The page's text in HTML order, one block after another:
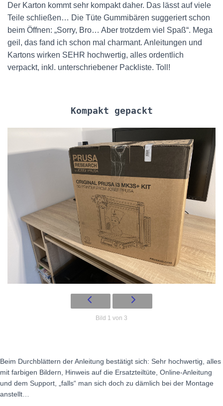
Der Karton kommt sehr kompakt daher. Das lässt auf viele
Teile schließen… Die Tüte Gummibären suggeriert schon
beim Öffnen: „Sorry, Bro… Aber trotzdem viel Spaß“. Mega
geil, das fand ich schon mal charmant. Anleitungen und
Kartons wirken SEHR hochwertig, alles ordentlich
verpackt, inkl. unterschriebener Packliste. Toll!
Kompakt gepackt
Bild 1 von 3
Beim Durchblättern der Anleitung bestätigt sich: Sehr hochwertig, alles
mit farbigen Bildern, Hinweis auf die Ersatzteiltüte, Online-Anleitung
und dem Support, „falls“ man sich doch zu dämlich bei der Montage
anstellt…